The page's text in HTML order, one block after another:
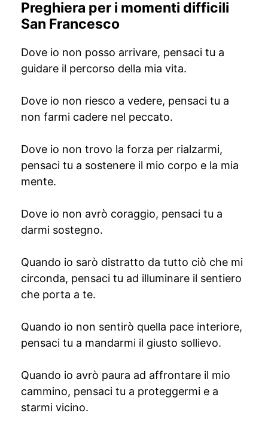
Preghiera per i momenti difficili
San Francesco
Dove io non posso arrivare, pensaci tu a
guidare il percorso della mia vita.
Dove io non riesco a vedere, pensaci tu a
non farmi cadere nel peccato.
Dove io non trovo la forza per rialzarmi,
pensaci tu a sostenere il mio corpo e la mia
mente.
Dove io non avrò coraggio, pensaci tu a
darmi sostegno.
Quando io sarò distratto da tutto ciò che mi
circonda, pensaci tu ad illuminare il sentiero
che porta a te.
Quando io non sentirò quella pace interiore,
pensaci tu a mandarmi il giusto sollievo.
Quando io avrò paura ad affrontare il mio
cammino, pensaci tu a proteggermi e a
starmi vicino.